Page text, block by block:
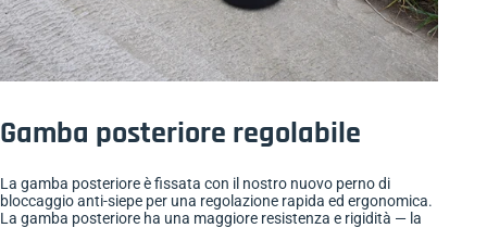
Gamba posteriore regolabile
La gamba posteriore è fissata con il nostro nuovo perno di
bloccaggio anti-siepe per una regolazione rapida ed ergonomica.
La gamba posteriore ha una maggiore resistenza e rigidità — la